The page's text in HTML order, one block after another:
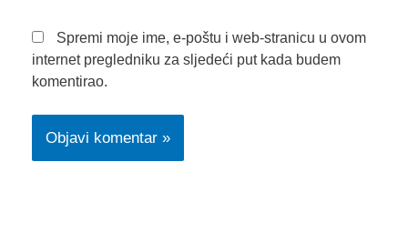
Spremi moje ime, e-poštu i web-stranicu u ovom
internet pregledniku za sljedeći put kada budem
komentirao.